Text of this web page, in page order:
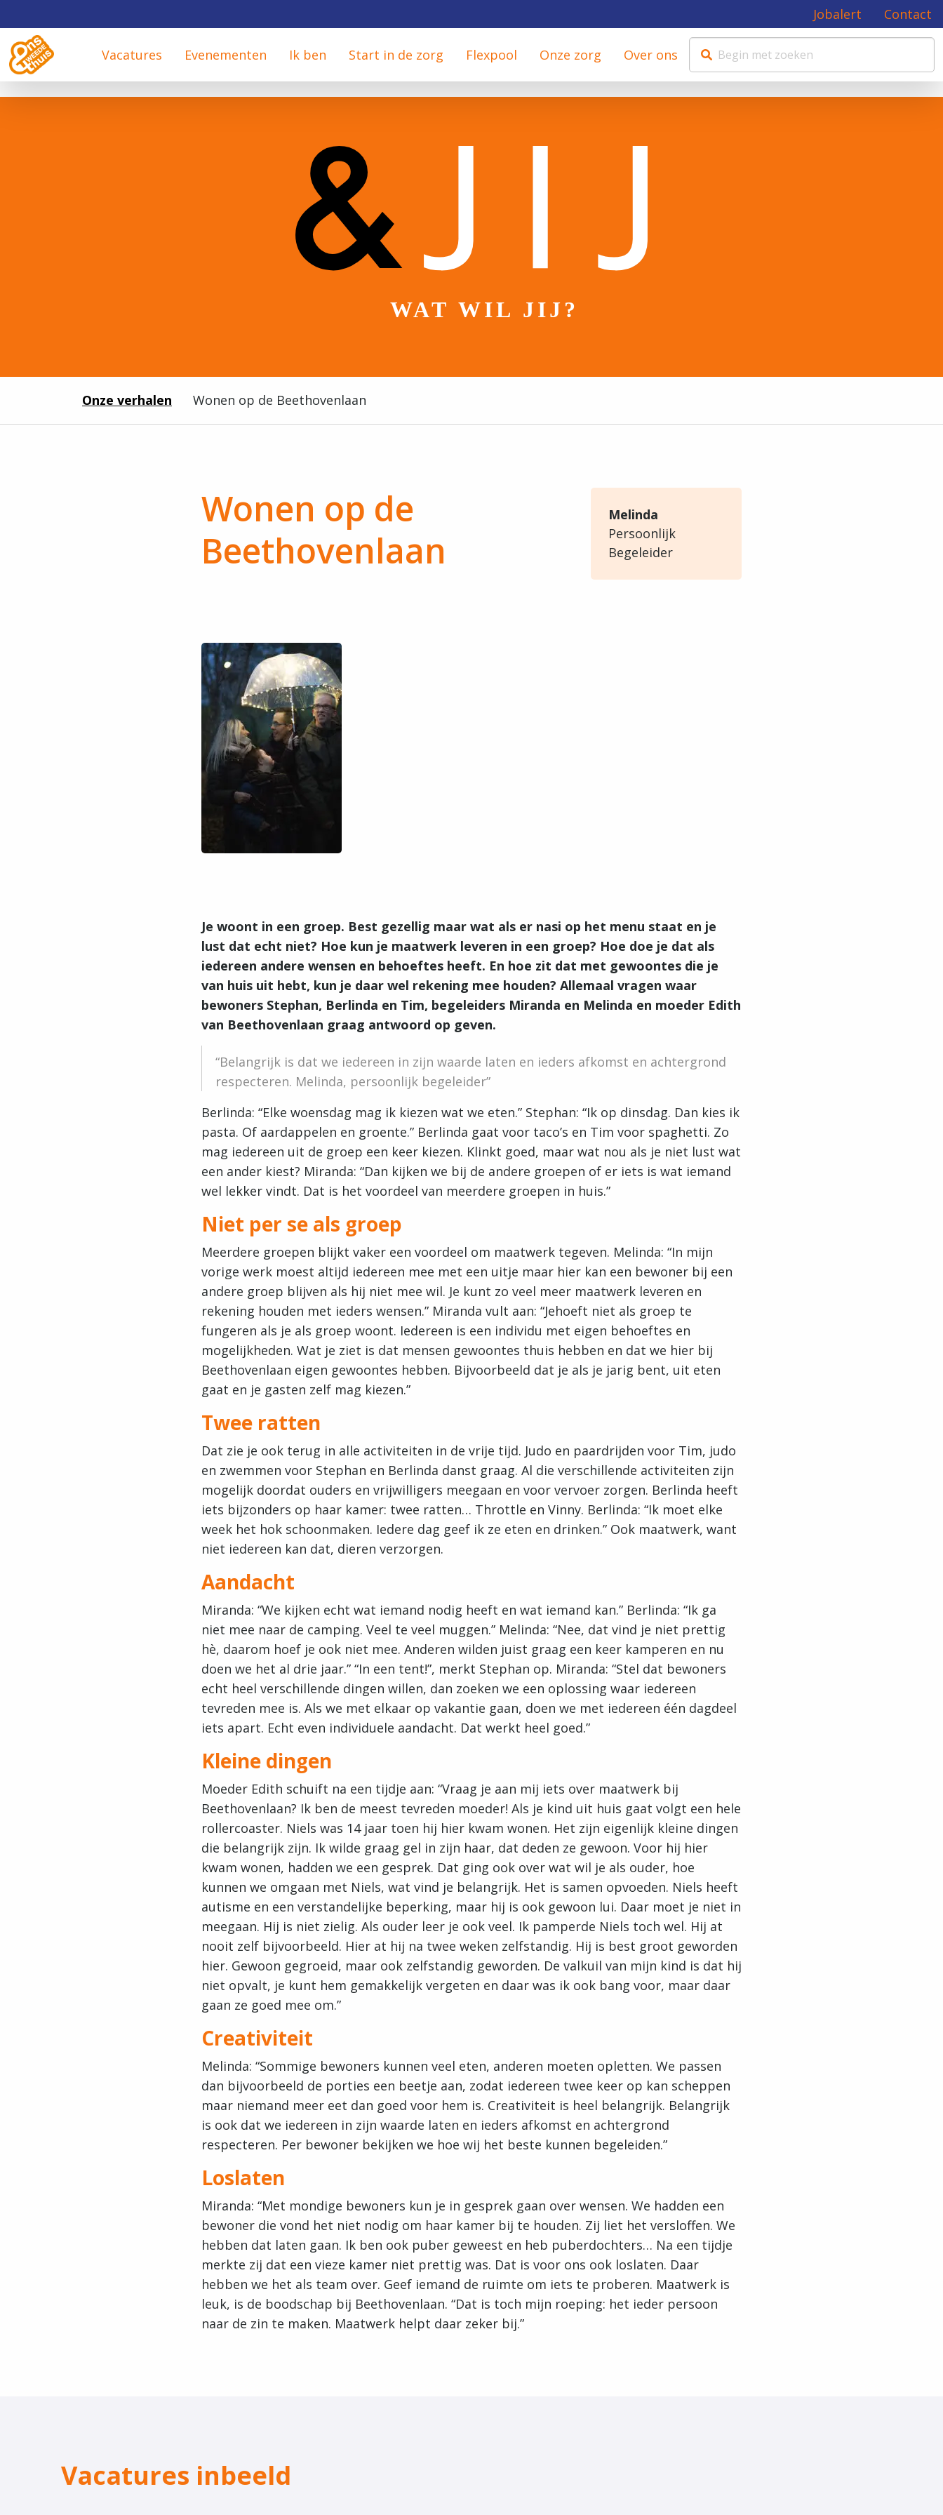
Jobalert Contact
Vacatures Evenementen Ik ben Start in de zorg Flexpool Onze zorg Over ons
WAT WIL JIJ?
Onze verhalen Wonen op de Beethovenlaan
Wonen op de
Beethovenlaan
Melinda
Persoonlijk
Begeleider
Je woont in een groep. Best gezellig maar wat als er nasi op het menu staat en je
lust dat echt niet? Hoe kun je maatwerk leveren in een groep? Hoe doe je dat als
iedereen andere wensen en behoeftes heeft. En hoe zit dat met gewoontes die je
van huis uit hebt, kun je daar wel rekening mee houden? Allemaal vragen waar
bewoners Stephan, Berlinda en Tim, begeleiders Miranda en Melinda en moeder Edith
van Beethovenlaan graag antwoord op geven.
Belangrijk is dat we iedereen in zijn waarde laten en ieders afkomst en achtergrond
respecteren. Melinda, persoonlijk begeleider
Berlinda: “Elke woensdag mag ik kiezen wat we eten.” Stephan: “Ik op dinsdag. Dan kies ik
pasta. Of aardappelen en groente.” Berlinda gaat voor taco’s en Tim voor spaghetti. Zo
mag iedereen uit de groep een keer kiezen. Klinkt goed, maar wat nou als je niet lust wat
een ander kiest? Miranda: “Dan kijken we bij de andere groepen of er iets is wat iemand
wel lekker vindt. Dat is het voordeel van meerdere groepen in huis.”
Niet per se als groep
Meerdere groepen blijkt vaker een voordeel om maatwerk tegeven. Melinda: “In mijn
vorige werk moest altijd iedereen mee met een uitje maar hier kan een bewoner bij een
andere groep blijven als hij niet mee wil. Je kunt zo veel meer maatwerk leveren en
rekening houden met ieders wensen.” Miranda vult aan: “Jehoeft niet als groep te
fungeren als je als groep woont. Iedereen is een individu met eigen behoeftes en
mogelijkheden. Wat je ziet is dat mensen gewoontes thuis hebben en dat we hier bij
Beethovenlaan eigen gewoontes hebben. Bijvoorbeeld dat je als je jarig bent, uit eten
gaat en je gasten zelf mag kiezen.”
Twee ratten
Dat zie je ook terug in alle activiteiten in de vrije tijd. Judo en paardrijden voor Tim, judo
en zwemmen voor Stephan en Berlinda danst graag. Al die verschillende activiteiten zijn
mogelijk doordat ouders en vrijwilligers meegaan en voor vervoer zorgen. Berlinda heeft
iets bijzonders op haar kamer: twee ratten… Throttle en Vinny. Berlinda: “Ik moet elke
week het hok schoonmaken. Iedere dag geef ik ze eten en drinken.” Ook maatwerk, want
niet iedereen kan dat, dieren verzorgen.
Aandacht
Miranda: “We kijken echt wat iemand nodig heeft en wat iemand kan.” Berlinda: “Ik ga
niet mee naar de camping. Veel te veel muggen.” Melinda: “Nee, dat vind je niet prettig
hè, daarom hoef je ook niet mee. Anderen wilden juist graag een keer kamperen en nu
doen we het al drie jaar.” “In een tent!”, merkt Stephan op. Miranda: “Stel dat bewoners
echt heel verschillende dingen willen, dan zoeken we een oplossing waar iedereen
tevreden mee is. Als we met elkaar op vakantie gaan, doen we met iedereen één dagdeel
iets apart. Echt even individuele aandacht. Dat werkt heel goed.”
Kleine dingen
Moeder Edith schuift na een tijdje aan: “Vraag je aan mij iets over maatwerk bij
Beethovenlaan? Ik ben de meest tevreden moeder! Als je kind uit huis gaat volgt een hele
rollercoaster. Niels was 14 jaar toen hij hier kwam wonen. Het zijn eigenlijk kleine dingen
die belangrijk zijn. Ik wilde graag gel in zijn haar, dat deden ze gewoon. Voor hij hier
kwam wonen, hadden we een gesprek. Dat ging ook over wat wil je als ouder, hoe
kunnen we omgaan met Niels, wat vind je belangrijk. Het is samen opvoeden. Niels heeft
autisme en een verstandelijke beperking, maar hij is ook gewoon lui. Daar moet je niet in
meegaan. Hij is niet zielig. Als ouder leer je ook veel. Ik pamperde Niels toch wel. Hij at
nooit zelf bijvoorbeeld. Hier at hij na twee weken zelfstandig. Hij is best groot geworden
hier. Gewoon gegroeid, maar ook zelfstandig geworden. De valkuil van mijn kind is dat hij
niet opvalt, je kunt hem gemakkelijk vergeten en daar was ik ook bang voor, maar daar
gaan ze goed mee om.”
Creativiteit
Melinda: “Sommige bewoners kunnen veel eten, anderen moeten opletten. We passen
dan bijvoorbeeld de porties een beetje aan, zodat iedereen twee keer op kan scheppen
maar niemand meer eet dan goed voor hem is. Creativiteit is heel belangrijk. Belangrijk
is ook dat we iedereen in zijn waarde laten en ieders afkomst en achtergrond
respecteren. Per bewoner bekijken we hoe wij het beste kunnen begeleiden.”
Loslaten
Miranda: “Met mondige bewoners kun je in gesprek gaan over wensen. We hadden een
bewoner die vond het niet nodig om haar kamer bij te houden. Zij liet het versloffen. We
hebben dat laten gaan. Ik ben ook puber geweest en heb puberdochters… Na een tijdje
merkte zij dat een vieze kamer niet prettig was. Dat is voor ons ook loslaten. Daar
hebben we het als team over. Geef iemand de ruimte om iets te proberen. Maatwerk is
leuk, is de boodschap bij Beethovenlaan. “Dat is toch mijn roeping: het ieder persoon
naar de zin te maken. Maatwerk helpt daar zeker bij.”
Vacatures inbeeld